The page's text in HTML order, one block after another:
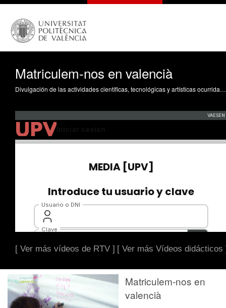
Matriculem-nos en valencià
Divulgación de las actividades científicas, tecnológicas y artísticas ocurridas en los tres campus de la UPV
[ Ver más vídeos de RTV ] [ Ver más Vídeos didácticos
Matriculem-nos en
valencià